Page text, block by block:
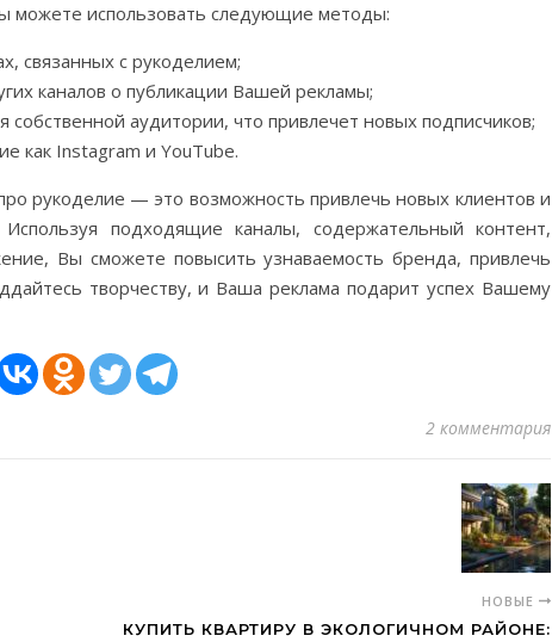
можете использовать следующие методы:
связанных с рукоделием;
каналов о публикации Вашей рекламы;
собственной аудитории, что привлечет новых подписчиков;
как Instagram и YouTube.
рукоделие — это возможность привлечь новых клиентов и
подходящие каналы, содержательный контент,
Вы сможете повысить узнаваемость бренда, привлечь
творчеству, и Ваша реклама подарит успех Вашему
2 комментария
НОВЫЕ
КУПИТЬ КВАРТИРУ В ЭКОЛОГИЧНОМ РАЙОНЕ: